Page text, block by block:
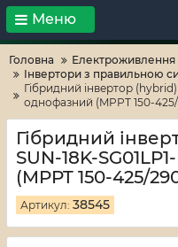
Тільки
Меню
Головна
Електроживлення
Iнвертори з правильною
Гібридний інвертор
однофазний (MPPT 150-
Гібридний
SUN-18K-
(MPPT 150-425/
Артикул: 38545